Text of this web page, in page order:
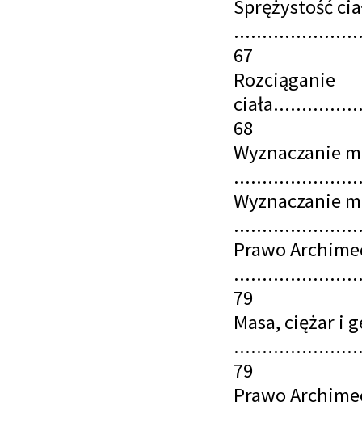
Sprężystość
67
Rozciąganie
68
Wyznaczanie
Wyznaczanie
Prawo
79
Masa, ciężar i
79
Prawo